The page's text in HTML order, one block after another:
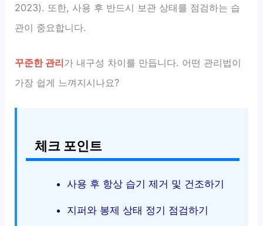
2023). 또한, 사용 후 반드시 보관 상태를 점검하는 습
관이 중요합니다.
꾸준한 관리가 내구성 차이를 만듭니다. 어떤 관리법이
가장 쉽게 느껴지시나요?
체크 포인트
사용 후 항상 습기 제거 및 건조하기
지퍼와 봉제 상태 정기 점검하기